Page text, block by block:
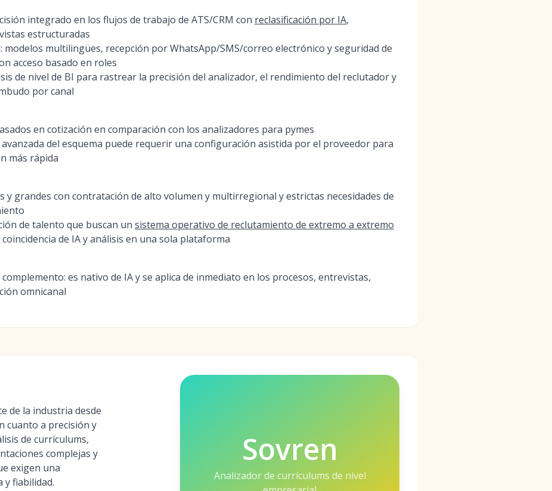
integrado en los flujos de trabajo de ATS/CRM con reclasificación por IA,
estructuradas
modelos multilingües, recepción por WhatsApp/SMS/correo electrónico y seguridad de
acceso basado en roles
de nivel de BI para rastrear la precisión del analizador, el rendimiento del reclutador y
por canal
en cotización en comparación con los analizadores para pymes
del esquema puede requerir una configuración asistida por el proveedor para
más rápida
y grandes con contratación de alto volumen y multirregional y estrictas necesidades de
de talento que buscan un sistema operativo de reclutamiento de extremo a extremo
de IA y análisis en una sola plataforma
es nativo de IA y se aplica de inmediato en los procesos, entrevistas,
omnicanal
de la industria desde
cuanto a precisión y
de currículums,
complejas y
exigen una
fiabilidad.
Sovren
Analizador de currículums de nivel